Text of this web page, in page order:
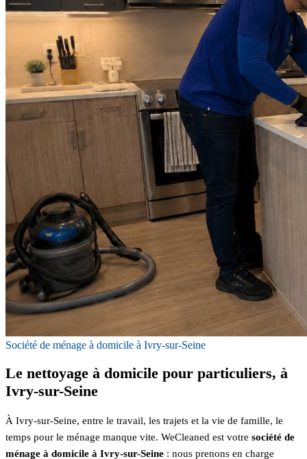
Société de ménage à domicile à Ivry-sur-Seine
Le nettoyage à domicile pour particuliers, à
Ivry-sur-Seine
À Ivry-sur-Seine, entre le travail, les trajets et la vie de famille, le
temps pour le ménage manque vite. WeCleaned est votre société de
ménage à domicile à Ivry-sur-Seine : nous prenons en charge